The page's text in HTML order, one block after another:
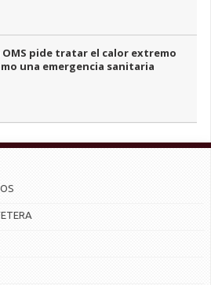
OMS pide tratar el calor extremo
una emergencia sanitaria